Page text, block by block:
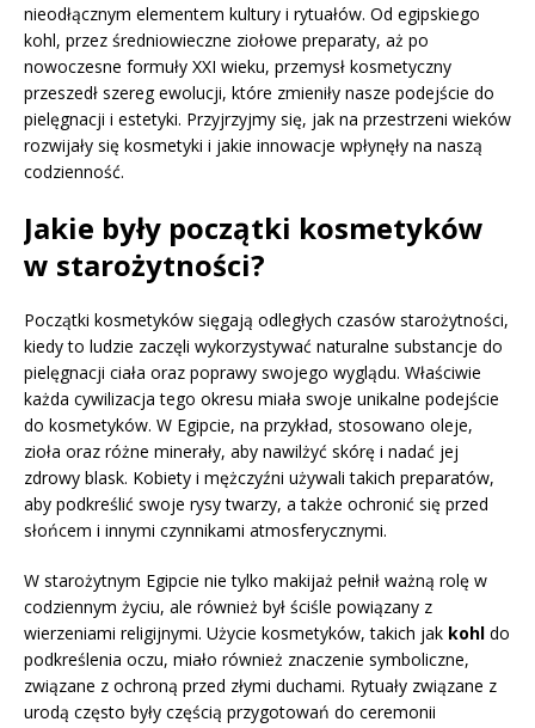
nieodłącznym elementem kultury i rytuałów. Od egipskiego
kohl, przez średniowieczne ziołowe preparaty, aż po
nowoczesne formuły XXI wieku, przemysł kosmetyczny
przeszedł szereg ewolucji, które zmieniły nasze podejście do
pielęgnacji i estetyki. Przyjrzyjmy się, jak na przestrzeni wieków
rozwijały się kosmetyki i jakie innowacje wpłynęły na naszą
codzienność.
Jakie były początki kosmetyków
w starożytności?
Początki kosmetyków sięgają odległych czasów starożytności,
kiedy to ludzie zaczęli wykorzystywać naturalne substancje do
pielęgnacji ciała oraz poprawy swojego wyglądu. Właściwie
każda cywilizacja tego okresu miała swoje unikalne podejście
do kosmetyków. W Egipcie, na przykład, stosowano oleje,
zioła oraz różne minerały, aby nawilżyć skórę i nadać jej
zdrowy blask. Kobiety i mężczyźni używali takich preparatów,
aby podkreślić swoje rysy twarzy, a także ochronić się przed
słońcem i innymi czynnikami atmosferycznymi.
W starożytnym Egipcie nie tylko makijaż pełnił ważną rolę w
codziennym życiu, ale również był ściśle powiązany z
wierzeniami religijnymi. Użycie kosmetyków, takich jak kohl do
podkreślenia oczu, miało również znaczenie symboliczne,
związane z ochroną przed złymi duchami. Rytuały związane z
urodą często były częścią przygotowań do ceremonii